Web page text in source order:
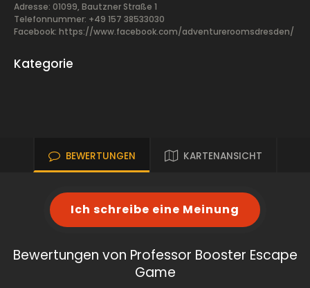
Adresse: 01099, Bautzner Straße 1
Telefonnummer: +49 157 38533030
Facebook: https://www.facebook.com/adventureroomsdresden/
Kategorie
BEWERTUNGEN KARTENANSICHT
Ich schreibe eine Meinung
Bewertungen von Professor Booster Escape
Game